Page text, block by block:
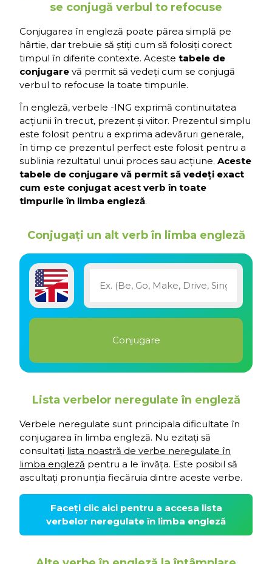
se conjugă verbul to refocuse
Conjugarea în engleză poate părea simplă pe
hârtie, dar trebuie să știți cum să folosiți corect
timpul în diferite contexte. Aceste tabele de
conjugare vă permit să vedeți cum se conjugă
verbul to refocuse la toate timpurile.
În engleză, verbele -ING exprimă continuitatea
acțiunii în trecut, prezent și viitor. Prezentul simplu
este folosit pentru a exprima adevăruri generale,
în timp ce prezentul perfect este folosit pentru a
sublinia rezultatul unui proces sau acțiune. Aceste
tabele de conjugare vă permit să vedeți exact
cum este conjugat acest verb în toate
timpurile în limba engleză.
Conjugați un alt verb în limba engleză
Lista verbelor neregulate în engleză
Verbele neregulate sunt principala dificultate în
conjugarea în limba engleză. Nu ezitați să
consultați lista noastră de verbe neregulate în
limba engleză pentru a le învăța. Este posibil să
ascultați pronunția fiecăruia dintre aceste verbe.
Faceți clic aici pentru a accesa lista
verbelor neregulate în limba engleză